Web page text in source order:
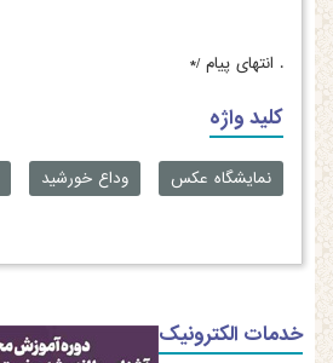
. انتهای پیام /*
کلید واژه
نمایشگاه عکس وداع خورشید
خدمات الکترونیک